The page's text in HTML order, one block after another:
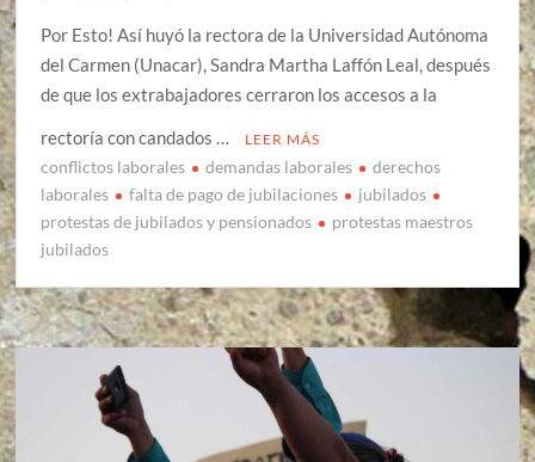
Por Esto! Así huyó la rectora de la Universidad Autónoma
del Carmen (Unacar), Sandra Martha Laffón Leal, después
de que los extrabajadores cerraron los accesos a la
rectoría con candados …
LEER MÁS
conflictos laborales demandas laborales
derechos
laborales
falta de pago de jubilaciones
jubilados
protestas de jubilados y pensionados
protestas maestros
jubilados